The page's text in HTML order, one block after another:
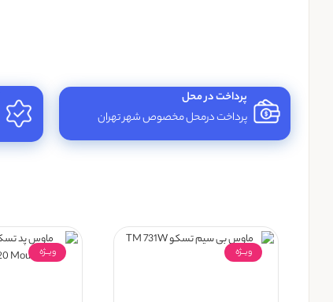
پرداخت در محل
پرداخت درمحل مخصوص شهر تهران
ویــژه ویــژه